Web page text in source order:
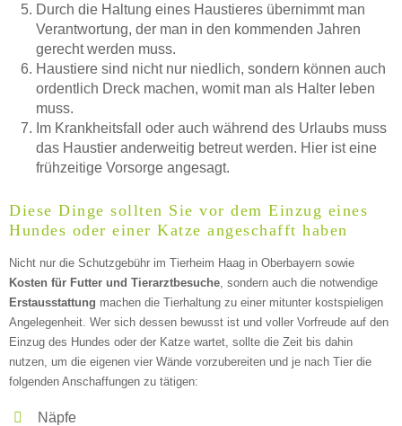
—
Donnerstag
—
Freitag
—
ÖFFNUNGSZEITEN HINZUFÜGEN
Durch die Haltung eines Haustieres übernimmt man
Verantwortung, der man in den kommenden Jahren
gerecht werden muss.
Haustiere sind nicht nur niedlich, sondern können auch
ordentlich Dreck machen, womit man als Halter leben
muss.
Im Krankheitsfall oder auch während des Urlaubs muss
das Haustier anderweitig betreut werden. Hier ist eine
frühzeitige Vorsorge angesagt.
Diese Dinge sollten Sie vor dem Einzug eines
Hundes oder einer Katze angeschafft haben
Nicht nur die Schutzgebühr im Tierheim Haag in Oberbayern sowie
Kosten für Futter und Tierarztbesuche , sondern auch die notwendige
Erstausstattung machen die Tierhaltung zu einer mitunter kostspieligen
Angelegenheit. Wer sich dessen bewusst ist und voller Vorfreude auf den
Einzug des Hundes oder der Katze wartet, sollte die Zeit bis dahin
nutzen, um die eigenen vier Wände vorzubereiten und je nach Tier die
folgenden Anschaffungen zu tätigen:
Näpfe